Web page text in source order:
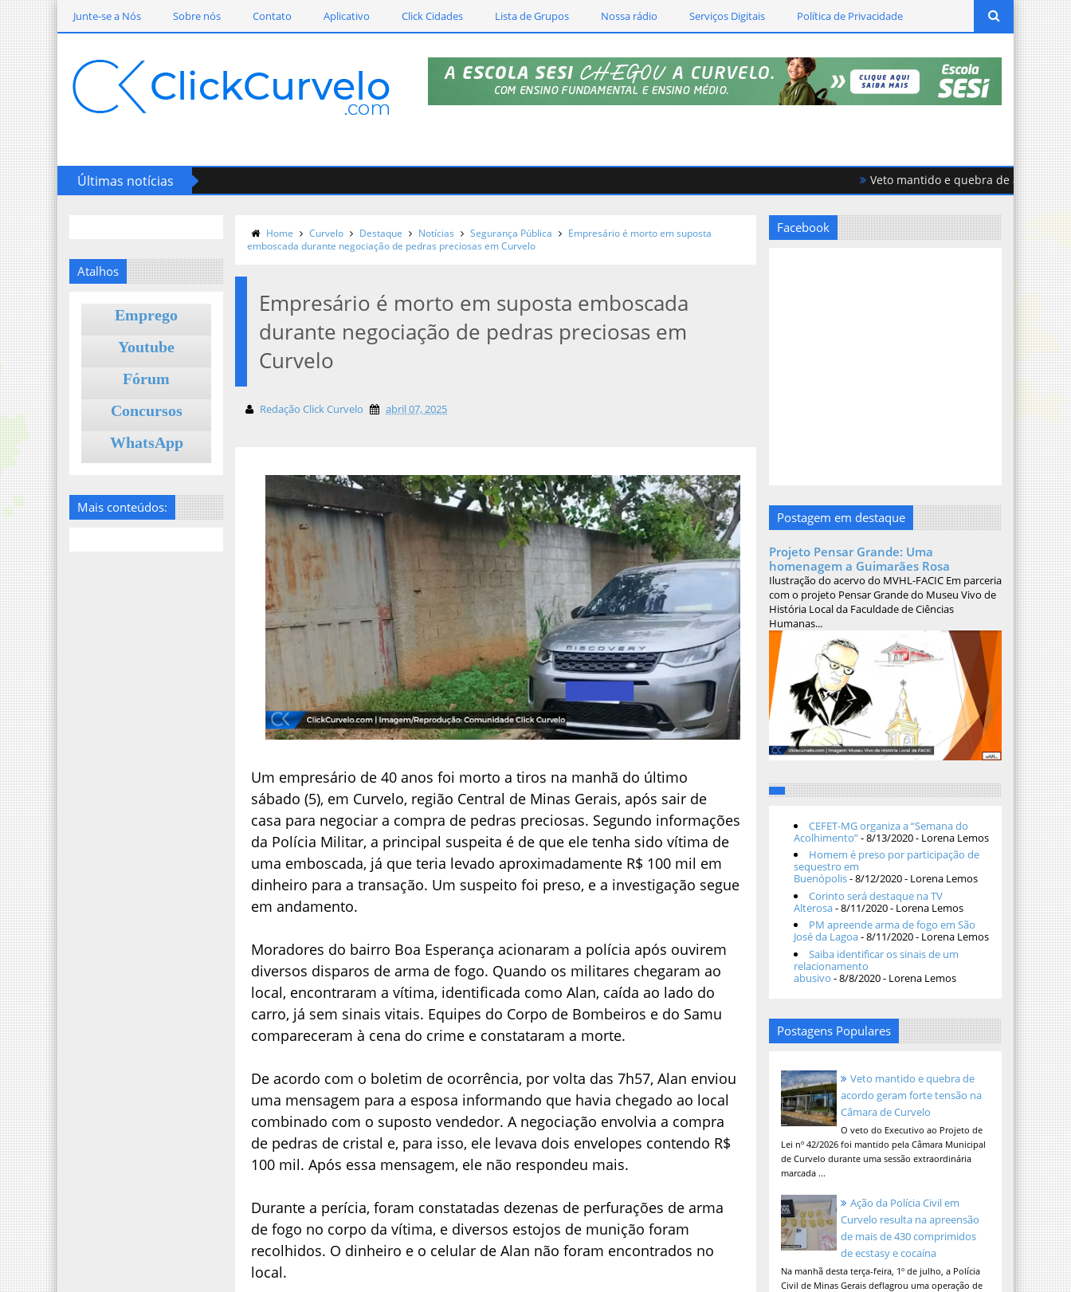
Junte-se a Nós Sobre nós Contato Aplicativo Click Cidades Lista de Grupos Nossa rádio Serviços Digitais Política de Privacidade
Últimas notícias Veto mantido e quebra de acordo geram
Atalhos
Emprego
Youtube
Fórum
Concursos
WhatsApp
Mais conteúdos:
Home Curvelo Destaque Notícias Segurança Pública
Empresário é morto em suposta
emboscada durante negociação de pedras preciosas em Curvelo
Empresário é morto em suposta emboscada
durante negociação de pedras preciosas em
Curvelo
Redação Click Curvelo abril 07, 2025
Um empresário de 40 anos foi morto a tiros na manhã do último
sábado (5), em Curvelo, região Central de Minas Gerais, após sair de
casa para negociar a compra de pedras preciosas. Segundo informações
da Polícia Militar, a principal suspeita é de que ele tenha sido vítima de
uma emboscada, já que teria levado aproximadamente R$ 100 mil em
dinheiro para a transação. Um suspeito foi preso, e a investigação segue
em andamento.
Moradores do bairro Boa Esperança acionaram a polícia após ouvirem
diversos disparos de arma de fogo. Quando os militares chegaram ao
local, encontraram a vítima, identificada como Alan, caída ao lado do
carro, já sem sinais vitais. Equipes do Corpo de Bombeiros e do Samu
compareceram à cena do crime e constataram a morte.
De acordo com o boletim de ocorrência, por volta das 7h57, Alan enviou
uma mensagem para a esposa informando que havia chegado ao local
combinado com o suposto vendedor. A negociação envolvia a compra
de pedras de cristal e, para isso, ele levava dois envelopes contendo R$
100 mil. Após essa mensagem, ele não respondeu mais.
Durante a perícia, foram constatadas dezenas de perfurações de arma
de fogo no corpo da vítima, e diversos estojos de munição foram
recolhidos. O dinheiro e o celular de Alan não foram encontrados no
local.
Facebook
Postagem em destaque
Projeto Pensar Grande: Uma
homenagem a Guimarães Rosa
Ilustração do acervo do MVHL-FACIC Em parceria
com o projeto Pensar Grande do Museu Vivo de
História Local da Faculdade de Ciências
Humanas...
CEFET-MG organiza a “Semana do
Acolhimento”- 8/13/2020- Lorena Lemos
Homem é preso por participação de
sequestro em
Buenópolis- 8/12/2020- Lorena Lemos
Corinto será destaque na TV
Alterosa- 8/11/2020- Lorena Lemos
PM apreende arma de fogo em São
José da Lagoa- 8/11/2020- Lorena Lemos
Saiba identificar os sinais de um
relacionamento
abusivo - 8/8/2020- Lorena Lemos
Postagens Populares
Veto mantido e quebra de
acordo geram forte tensão na
Câmara de Curvelo
O veto do Executivo ao Projeto de
Lei nº 42/2026 foi mantido pela Câmara Municipal
de Curvelo durante uma sessão extraordinária
marcada ...
Ação da Polícia Civil em
Curvelo resulta na apreensão
de mais de 430 comprimidos
de ecstasy e cocaína
Na manhã desta terça-feira, 1º de julho, a Polícia
Civil de Minas Gerais deflagrou uma operação de